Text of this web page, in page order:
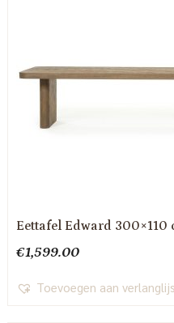
Eettafel Edward 300×110
€1,599.00
Toevoegen aan